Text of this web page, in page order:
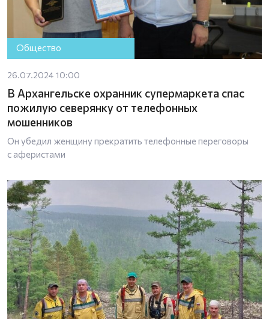
Общество
26.07.2024 10:00
В Архангельске охранник супермаркета спас
пожилую северянку от телефонных
мошенников
Он убедил женщину прекратить телефонные переговоры
с аферистами